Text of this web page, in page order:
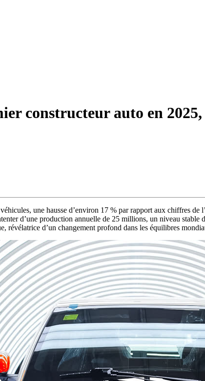
constructeur auto en
une hausse d’environ 17 % par rapport aux chiffres
d’une production annuelle de 25 millions, un niveau
révélatrice d’un changement profond dans les équilibres